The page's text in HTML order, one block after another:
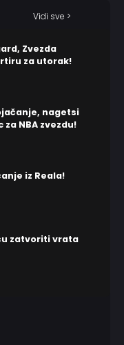
Vidi sve >
Zvezda
za utorak!
nagetsi
NBA zvezdu!
iz Reala!
zatvoriti vrata